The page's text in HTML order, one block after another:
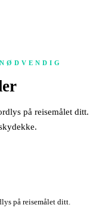
på reisemålet ditt.
på reisemålet ditt.